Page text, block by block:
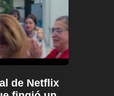
de Netflix